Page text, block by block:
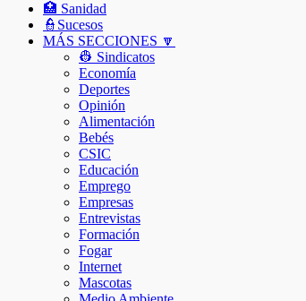
🏥 Sanidad
👮Sucesos
MÁS SECCIONES 🔽
👷 Sindicatos
Economía
Deportes
Opinión
Alimentación
Bebés
CSIC
Educación
Emprego
Empresas
Entrevistas
Formación
Fogar
Internet
Mascotas